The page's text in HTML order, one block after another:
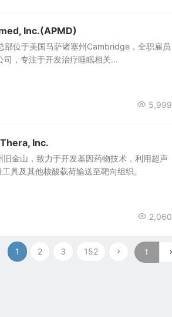
Inc.(APMD)
位于美国马萨诸塞州Cambridge，全职雇员
，专注于开发治疗睡眠相关...
5,999
Inc.
金山，致力于开发基因药物技术，利用超声
具及其他核酸载荷输送至靶向组织。
2,060
1 2 3 152